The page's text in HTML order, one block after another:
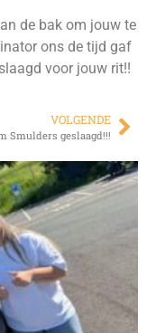
de bak om jouw te
ons de tijd gaf
voor jouw rit!!
VOLGENDE
Smulders geslaagd!!!